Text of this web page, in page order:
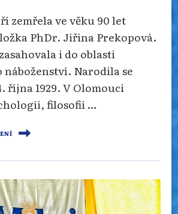
zemřela ve věku 90 let
PhDr. Jiřina Prekopová.
i do oblasti
Narodila se
října 1929. V Olomouci
filosofii …